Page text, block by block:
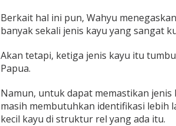
Berkait hal ini pun, Wahyu
banyak sekali jenis kayu yang sangat
Akan tetapi, ketiga jenis kayu itu
Papua.
Namun, untuk dapat memastikan
masih membutuhkan identifikasi lebih
kecil kayu di struktur rel yang ada itu.